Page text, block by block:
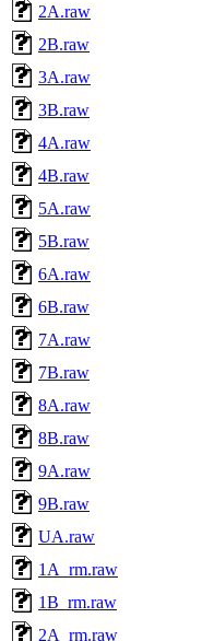
2A.raw
2B.raw
3A.raw
3B.raw
4A.raw
4B.raw
5A.raw
5B.raw
6A.raw
6B.raw
7A.raw
7B.raw
8A.raw
8B.raw
9A.raw
9B.raw
UA.raw
1A_rm.raw
1B_rm.raw
2A_rm.raw